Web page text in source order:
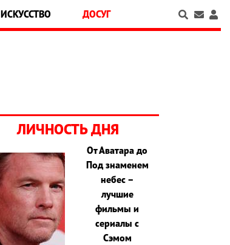
ИСКУССТВО ДОСУГ
ЛИЧНОСТЬ ДНЯ
От Аватара до
Под знаменем
небес –
лучшие
фильмы и
сериалы с
Сэмом